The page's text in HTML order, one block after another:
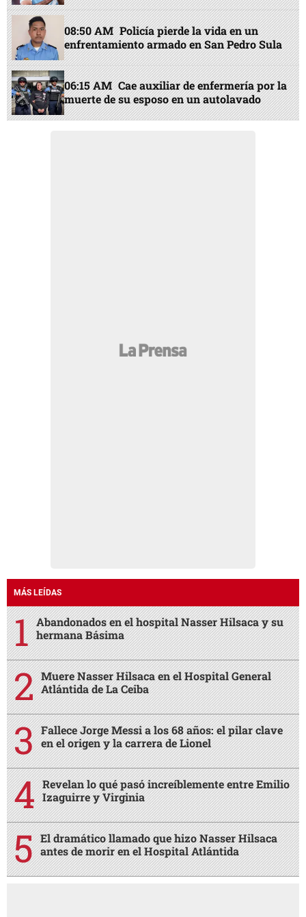
08:50 AM Policía pierde la vida en un
enfrentamiento armado en San Pedro Sula
06:15 AM Cae auxiliar de enfermería por la
muerte de su esposo en un autolavado
MÁS LEÍDAS
Abandonados en el hospital Nasser Hilsaca y su
hermana Básima
Muere Nasser Hilsaca en el Hospital General
Atlántida de La Ceiba
Fallece Jorge Messi a los 68 años: el pilar clave
en el origen y la carrera de Lionel
Revelan lo qué pasó increíblemente entre Emilio
Izaguirre y Virginia
El dramático llamado que hizo Nasser Hilsaca
antes de morir en el Hospital Atlántida